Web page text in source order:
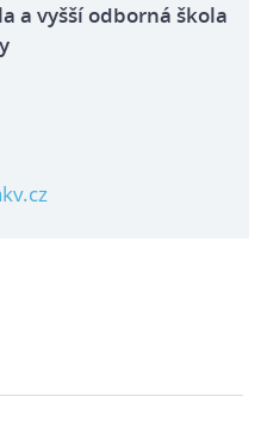
a vyšší odborná škola